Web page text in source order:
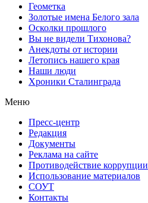
Геометка
Золотые имена Белого зала
Осколки прошлого
Вы не видели Тихонова?
Анекдоты от истории
Летопись нашего края
Наши люди
Хроники Сталинграда
Меню
Пресс-центр
Редакция
Документы
Реклама на сайте
Противодействие коррупции
Использование материалов
СОУТ
Контакты